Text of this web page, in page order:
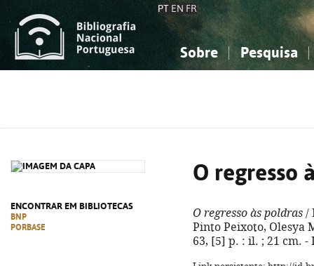
PT EN FR
Sobre Pesquisa
ENCONTRAR EM BIBLIOTECAS
BNP
PORBASE
O regresso
O regresso às poldras /
Pinto Peixoto, Olesya
63, [5] p. : il. ; 21 cm. -